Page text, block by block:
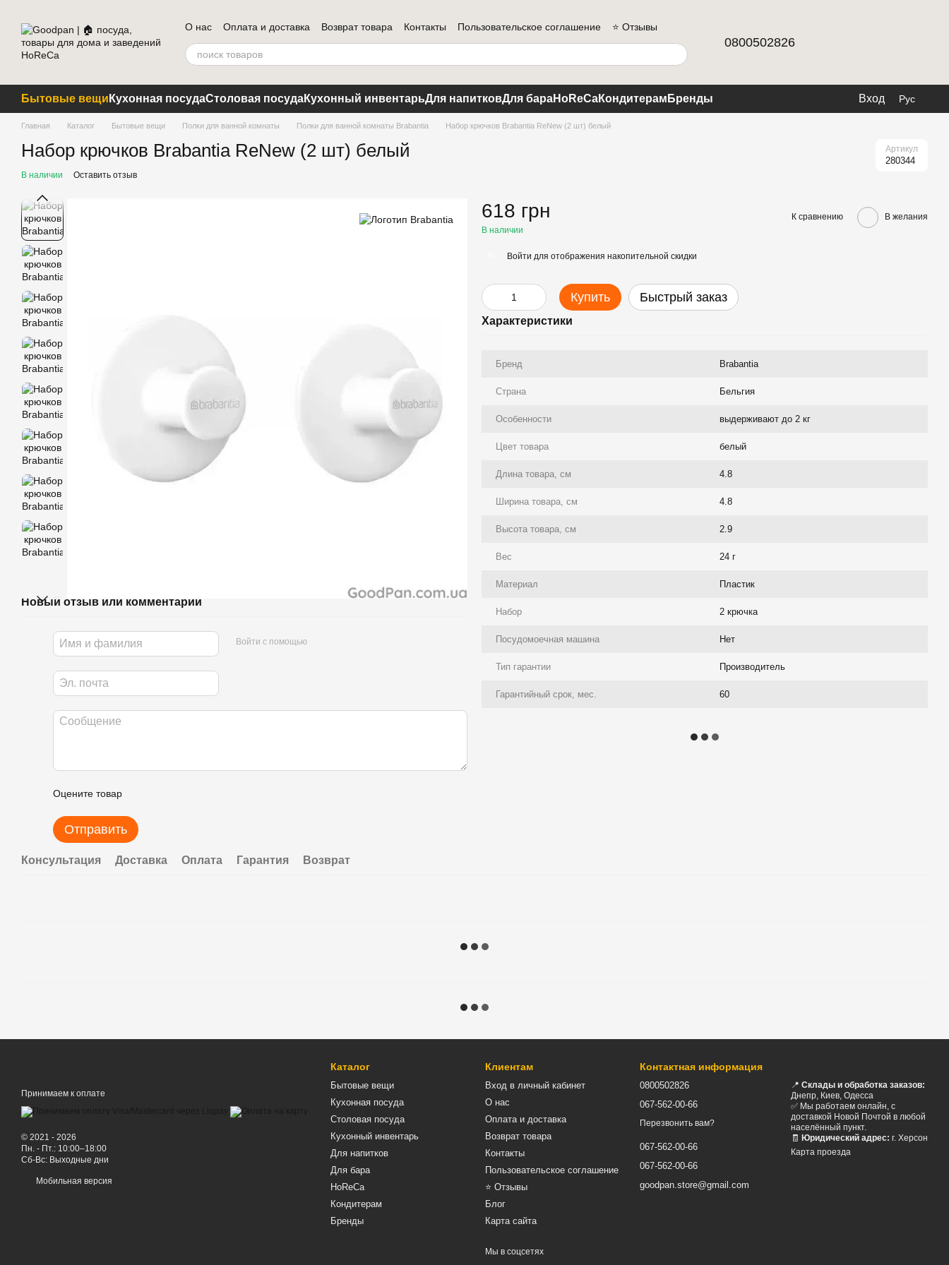
О нас
Оплата и доставка Возврат товара Контакты Пользовательское соглашение
⭐ Отзывы
Блог
0800502826
Бытовые вещи Кухонная посудаСтоловая посудаКухонный инвентарьДля напитковДля бараHoReCaКондитерам Бренды Вход Рус
Главная Каталог Бытовые вещи Полки для ванной комнаты Полки для ванной комнаты Brabantia Набор крючков Brabantia ReNew (2 шт) белый
Набор крючков Brabantia ReNew (2 шт) белый Артикул
280344
В наличии Оставить отзыв
Новый отзыв или комментарий
Войти с помощью
Оцените товар
Отправить
618 грн
В наличии
К сравнению В желания
Войти для отображения накопительной скидки
Купить Быстрый заказ
Характеристики
Бренд Brabantia
Страна Бельгия
Особенности выдерживают до 2 кг
Цвет товара белый
Длина товара, см 4.8
Ширина товара, см 4.8
Высота товара, см 2.9
Вес 24 г
Материал Пластик
Набор 2 крючка
Посудомоечная машина Нет
Тип гарантии Производитель
Гарантийный срок, мес. 60
Консультация Доставка Оплата Гарантия Возврат
Принимаем к оплате
© 2021 - 2026
Пн. - Пт.: 10:00–18:00
Сб-Вс: Выходные дни
Мобильная версия
Каталог
Бытовые вещи
Кухонная посуда
Столовая посуда
Кухонный инвентарь
Для напитков
Для бара
HoReCa
Кондитерам
Бренды
Клиентам
Вход в личный кабинет
О нас
Оплата и доставка
Возврат товара
Контакты
Пользовательское соглашение
⭐ Отзывы
Блог
Карта сайта
Мы в соцсетях
Контактная информация
0800502826
067-562-00-66
Перезвонить вам?
067-562-00-66
067-562-00-66
goodpan.store@gmail.com
📍 Склады и обработка заказов:
Днепр, Киев, Одесса
✅ Мы работаем онлайн, с
доставкой Новой Почтой в любой
населённый пункт.
🧾 Юридический адрес: г. Херсон
Карта проезда